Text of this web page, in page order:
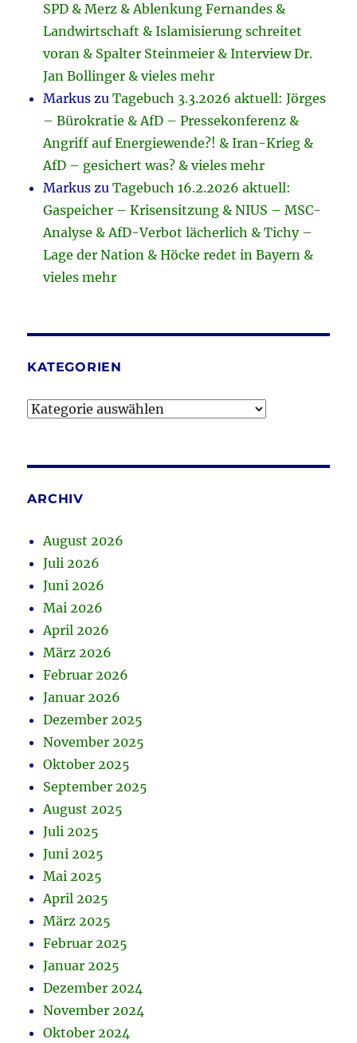
SPD & Merz & Ablenkung Fernandes &
Landwirtschaft & Islamisierung schreitet
voran & Spalter Steinmeier & Interview Dr.
Jan Bollinger & vieles mehr
Markus zuTagebuch 3.3.2026 aktuell: Jörges
– Bürokratie & AfD – Pressekonferenz &
Angriff auf Energiewende?! & Iran-Krieg &
AfD – gesichert was? & vieles mehr
Markus zuTagebuch 16.2.2026 aktuell:
Gaspeicher – Krisensitzung & NIUS – MSC-
Analyse & AfD-Verbot lächerlich & Tichy –
Lage der Nation & Höcke redet in Bayern &
vieles mehr
KATEGORIEN
Kategorien
ARCHIV
August 2026
Juli 2026
Juni 2026
Mai 2026
April 2026
März 2026
Februar 2026
Januar 2026
Dezember 2025
November 2025
Oktober 2025
September 2025
August 2025
Juli 2025
Juni 2025
Mai 2025
April 2025
März 2025
Februar 2025
Januar 2025
Dezember 2024
November 2024
Oktober 2024